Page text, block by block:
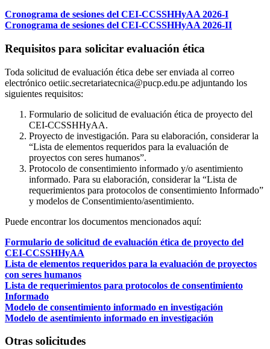
Cronograma de sesiones del CEI-CCSSHHyAA 2026-I
Cronograma de sesiones del CEI-CCSSHHyAA 2026-II
Requisitos para solicitar evaluación ética
Toda solicitud de evaluación ética debe ser enviada al correo
electrónico oetiic.secretariatecnica@pucp.edu.pe adjuntando los
siguientes requisitos:
Formulario de solicitud de evaluación ética de proyecto del
CEI-CCSSHHyAA.
Proyecto de investigación. Para su elaboración, considerar la
“Lista de elementos requeridos para la evaluación de
proyectos con seres humanos”.
Protocolo de consentimiento informado y/o asentimiento
informado. Para su elaboración, considerar la “Lista de
requerimientos para protocolos de consentimiento Informado”
y modelos de Consentimiento/asentimiento.
Puede encontrar los documentos mencionados aquí:
Formulario de solicitud de evaluación ética de proyecto del
CEI-CCSSHHyAA
Lista de elementos requeridos para la evaluación de proyectos
con seres humanos
Lista de requerimientos para protocolos de consentimiento
Informado
Modelo de consentimiento informado en investigación
Modelo de asentimiento informado en investigación
Otras solicitudes